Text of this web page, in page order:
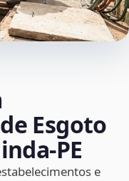
Esgoto
e